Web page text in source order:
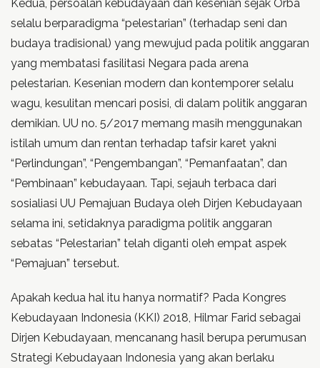
Kedua, persoalan kebudayaan dan kesenian sejak Orba
selalu berparadigma “pelestarian” (terhadap seni dan
budaya tradisional) yang mewujud pada politik anggaran
yang membatasi fasilitasi Negara pada arena
pelestarian. Kesenian modern dan kontemporer selalu
wagu, kesulitan mencari posisi, di dalam politik anggaran
demikian. UU no. 5/2017 memang masih menggunakan
istilah umum dan rentan terhadap tafsir karet yakni
“Perlindungan”, “Pengembangan”, “Pemanfaatan”, dan
“Pembinaan” kebudayaan. Tapi, sejauh terbaca dari
sosialiasi UU Pemajuan Budaya oleh Dirjen Kebudayaan
selama ini, setidaknya paradigma politik anggaran
sebatas “Pelestarian” telah diganti oleh empat aspek
“Pemajuan” tersebut.
Apakah kedua hal itu hanya normatif? Pada Kongres
Kebudayaan Indonesia (KKI) 2018, Hilmar Farid sebagai
Dirjen Kebudayaan, mencanang hasil berupa perumusan
Strategi Kebudayaan Indonesia yang akan berlaku